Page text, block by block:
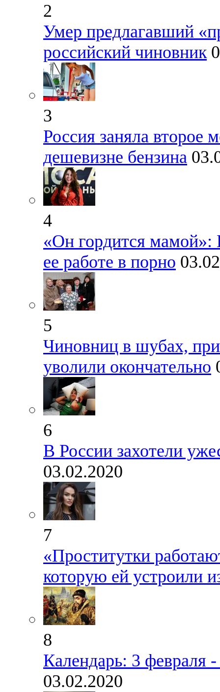
2
Умер предлагавший
российский чиновник
3
Россия заняла второе
дешевизне бензина
4
«Он гордится мамой»:
ее работе в порно
5
Чиновниц в шубах,
уволили окончательно
6
В России захотели
03.02.2020
7
«Проститутки
которую ей устроили
8
Календарь: 3 февраля
03.02.2020